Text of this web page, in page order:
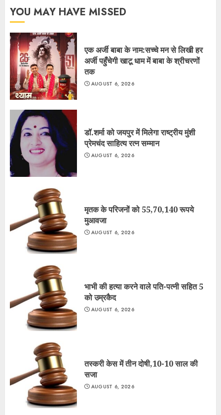
YOU MAY HAVE MISSED
एक अर्जी बाबा के नाम:सच्चे मन से लिखी हर
अर्जी पहुँचेगी खाटू धाम में बाबा के श्रीचरणों
तक
AUGUST 6, 2026
डॉ.शर्मा को जयपुर में मिलेगा राष्ट्रीय मुंशी
प्रेमचंद साहित्य रत्न सम्मान
AUGUST 6, 2026
मृतक के परिजनों को 55,70,140 रूपये
मुआवजा
AUGUST 6, 2026
भाभी की हत्या करने वाले पति-पत्नी सहित 5
को उम्रकैद
AUGUST 6, 2026
तस्करी केस में तीन दोषी,10-10 साल की
सजा
AUGUST 6, 2026